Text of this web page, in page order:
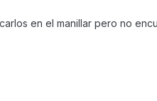
en el manillar pero no